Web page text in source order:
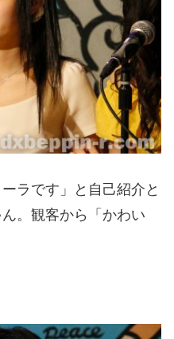
ラです」と自己紹介と
。観客から「かわい